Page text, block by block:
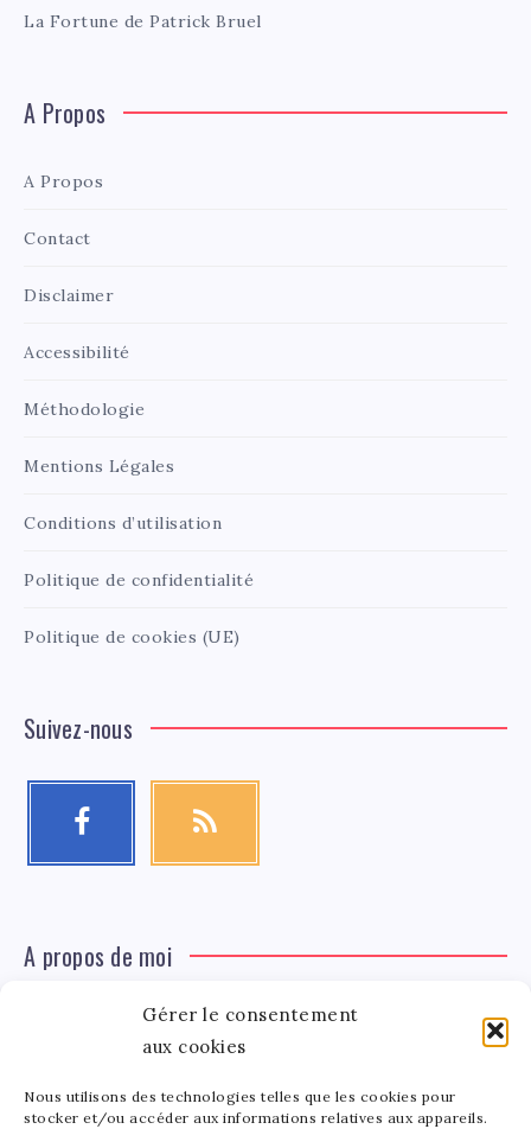
Gérer le consentement
aux cookies
Nous utilisons des technologies telles que les cookies pour
stocker et/ou accéder aux informations relatives aux appareils.
La Fortune de Patrick Bruel
A Propos
A Propos
Contact
Disclaimer
Accessibilité
Méthodologie
Mentions Légales
Conditions d’utilisation
Politique de confidentialité
Politique de cookies (UE)
Suivez-nous
A propos de moi
Léa Tinger
Fondatrice